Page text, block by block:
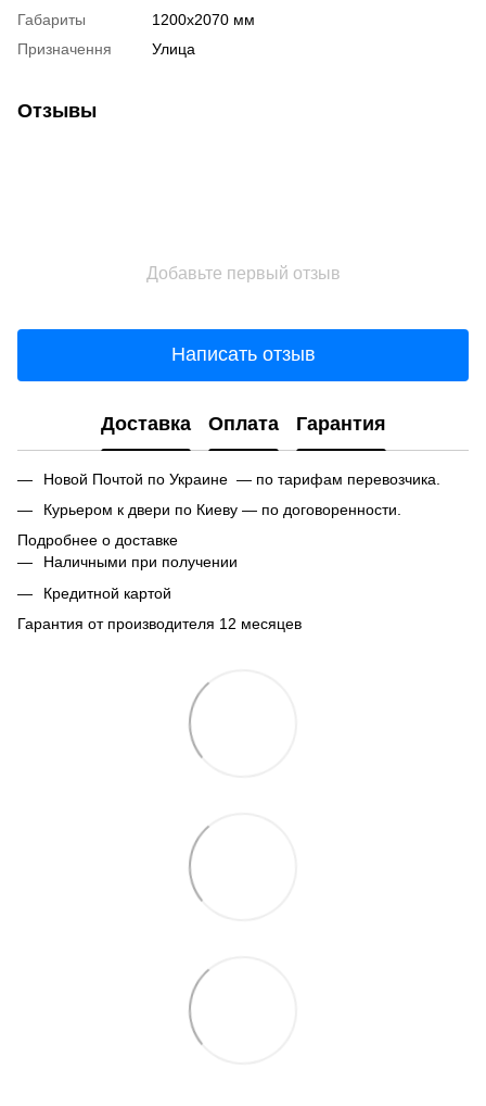
Габариты
1200х2070 мм
Призначення
Улица
Отзывы
Добавьте первый отзыв
Написать отзыв
Доставка Оплата Гарантия
Новой Почтой по Украине — по тарифам перевозчика.
Курьером к двери по Киеву — по договоренности.
Подробнее о доставке
Наличными при получении
Кредитной картой
Гарантия от производителя 12 месяцев